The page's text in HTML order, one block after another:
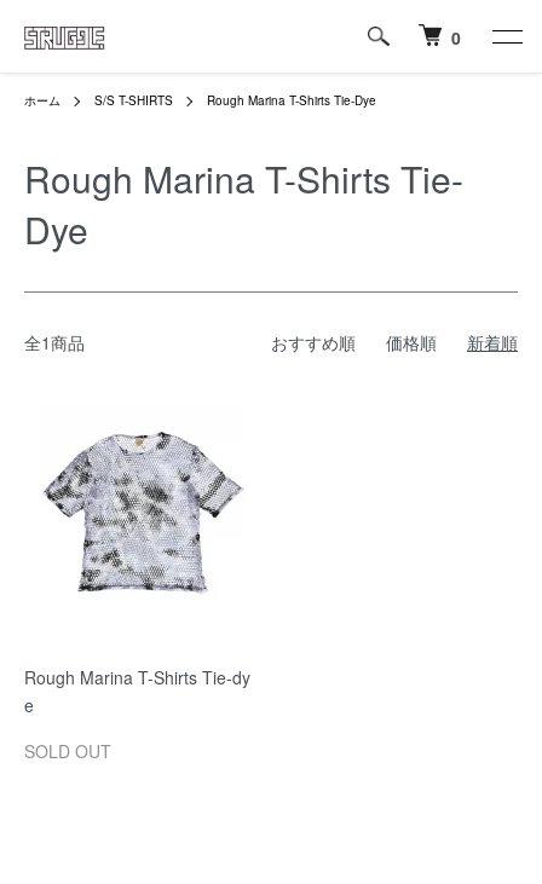
0
ホーム S/S T-SHIRTS Rough Marina T-Shirts Tie-Dye
Rough Marina T-Shirts Tie-
Dye
全1商品 おすすめ順 価格順 新着順
Rough Marina T-Shirts Tie-dy
e
SOLD OUT